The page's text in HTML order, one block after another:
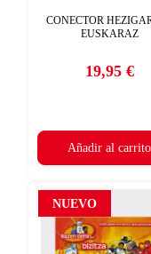
CONECTOR
EUSKARAZ
Precio
19,95 €
Añadir al carrito
NUEVO